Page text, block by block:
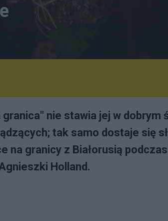
nie stawia jej w dobrym
tak samo dostaje się
na granicy z Białorusią
Holland.